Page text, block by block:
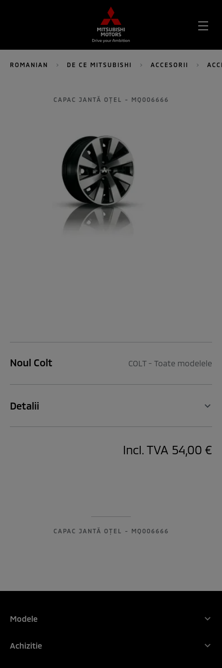
ROMANIAN DE CE MITSUBISHI ACCESORII
CAPAC JANTĂ OȚEL - MQ006666
Noul Colt COLT - Toate modelele
Detalii
Incl. TVA 54,00 €
CAPAC JANTĂ OȚEL - MQ006666
Modele
Achizitie